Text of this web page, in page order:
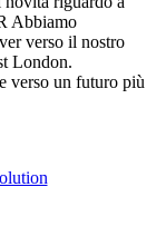
Abbiamo
verso il nostro
London.
verso un futuro più